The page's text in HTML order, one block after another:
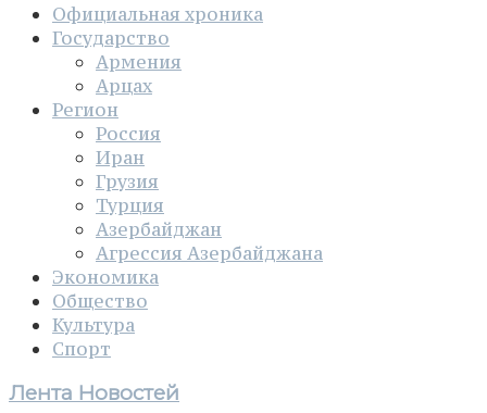
Официальная хроника
Государство
Армения
Арцах
Регион
Россия
Иран
Грузия
Турция
Азербайджан
Агрессия Азербайджана
Экономика
Общество
Культура
Спорт
Лента Новостей